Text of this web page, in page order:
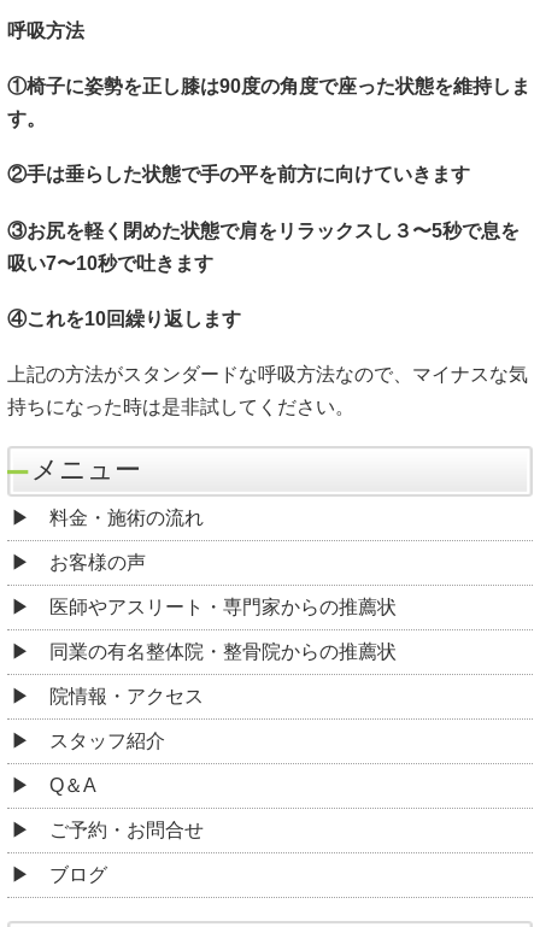
呼吸方法
①椅子に姿勢を正し膝は90度の角度で座った状態を維持しま
す。
②手は垂らした状態で手の平を前方に向けていきます
③お尻を軽く閉めた状態で肩をリラックスし３〜5秒で息を
吸い7〜10秒で吐きます
④これを10回繰り返します
上記の方法がスタンダードな呼吸方法なので、マイナスな気
持ちになった時は是非試してください。
メニュー
料金・施術の流れ
お客様の声
医師やアスリート・専門家からの推薦状
同業の有名整体院・整骨院からの推薦状
院情報・アクセス
スタッフ紹介
Q＆A
ご予約・お問合せ
ブログ